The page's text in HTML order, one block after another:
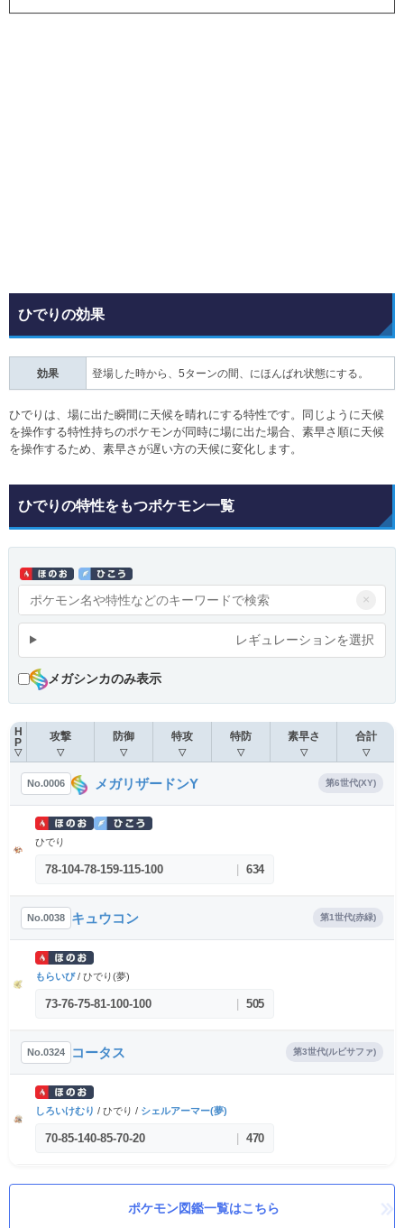
ひでりの効果
効果 登場した時から、5ターンの間、にほんばれ状態にする。
ひでりは、場に出た瞬間に天候を晴れにする特性です。同じように天候
を操作する特性持ちのポケモンが同時に場に出た場合、素早さ順に天候
を操作するため、素早さが遅い方の天候に変化します。
ひでりの特性をもつポケモン一覧
×
レギュレーションを選択
メガシンカのみ表示
H
P
▽
攻撃
▽
防御
▽
特攻
▽
特防
▽
素早さ
▽
合計
▽
No.0006 メガリザードンY 第6世代(XY)
ひでり
78-104-78-159-115-100 634
No.0038 キュウコン 第1世代(赤緑)
もらいび/ ひでり(夢)
73-76-75-81-100-100 505
No.0324 コータス 第3世代(ルビサファ)
しろいけむり / ひでり / シェルアーマー(夢)
70-85-140-85-70-20 470
ポケモン図鑑一覧はこちら